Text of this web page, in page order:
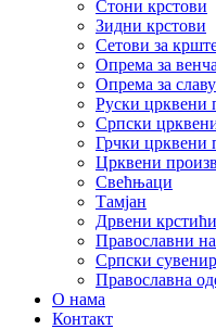
Стони крстови
Зидни крстови
Сетови за
Опрема за
Опрема за славу
Руски црквени
Српски
Грчки црквени
Црквени
Свећњаци
Тамјан
Дрвени крстићи
Православни
Српски
Православна
О нама
Контакт